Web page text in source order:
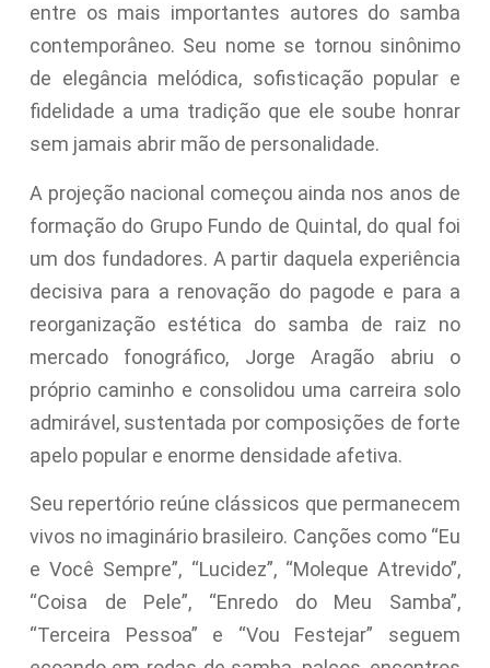
entre os mais importantes autores do samba
contemporâneo. Seu nome se tornou sinônimo
de elegância melódica, sofisticação popular e
fidelidade a uma tradição que ele soube honrar
sem jamais abrir mão de personalidade.
A projeção nacional começou ainda nos anos de
formação do Grupo Fundo de Quintal, do qual foi
um dos fundadores. A partir daquela experiência
decisiva para a renovação do pagode e para a
reorganização estética do samba de raiz no
mercado fonográfico, Jorge Aragão abriu o
próprio caminho e consolidou uma carreira solo
admirável, sustentada por composições de forte
apelo popular e enorme densidade afetiva.
Seu repertório reúne clássicos que permanecem
vivos no imaginário brasileiro. Canções como “Eu
e Você Sempre”, “Lucidez”, “Moleque Atrevido”,
“Coisa de Pele”, “Enredo do Meu Samba”,
“Terceira Pessoa” e “Vou Festejar” seguem